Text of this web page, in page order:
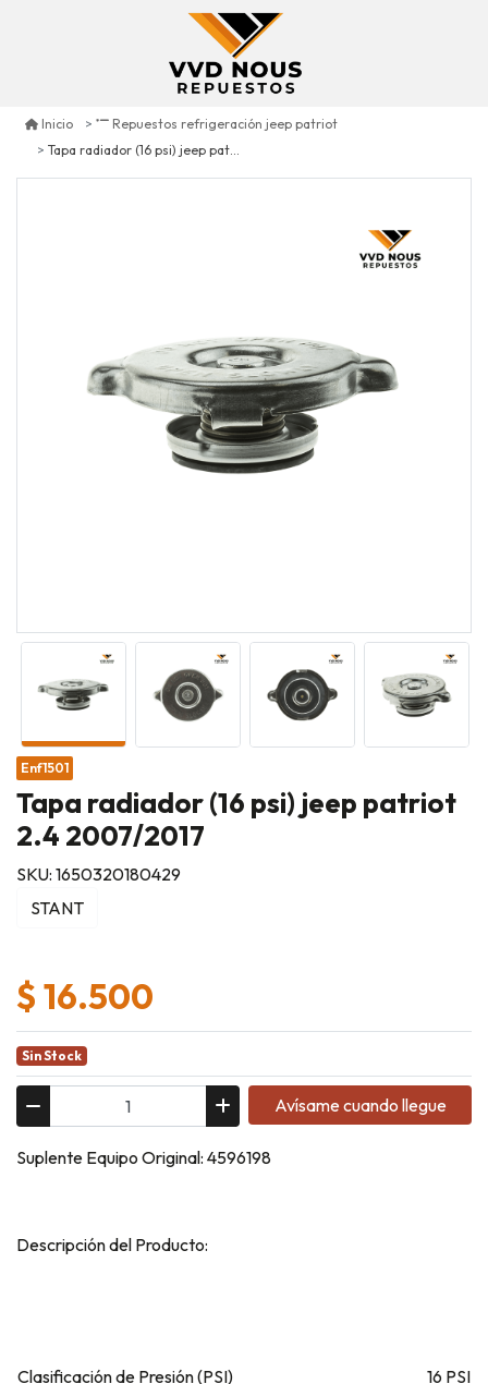
Inicio
Repuestos refrigeración jeep patriot
Tapa radiador (16 psi) jeep patriot 2.4 2007/2017
Enf1501
Tapa radiador (16 psi) jeep patriot
2.4 2007/2017
SKU: 1650320180429
STANT
$ 16.500
Sin Stock
Avísame cuando llegue
Suplente Equipo Original: 4596198
Descripción del Producto:
Clasificación de Presión (PSI)
16 PSI